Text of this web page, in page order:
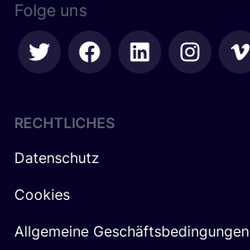
Folge uns
RECHTLICHES
Datenschutz
Cookies
Allgemeine Geschäftsbedingungen